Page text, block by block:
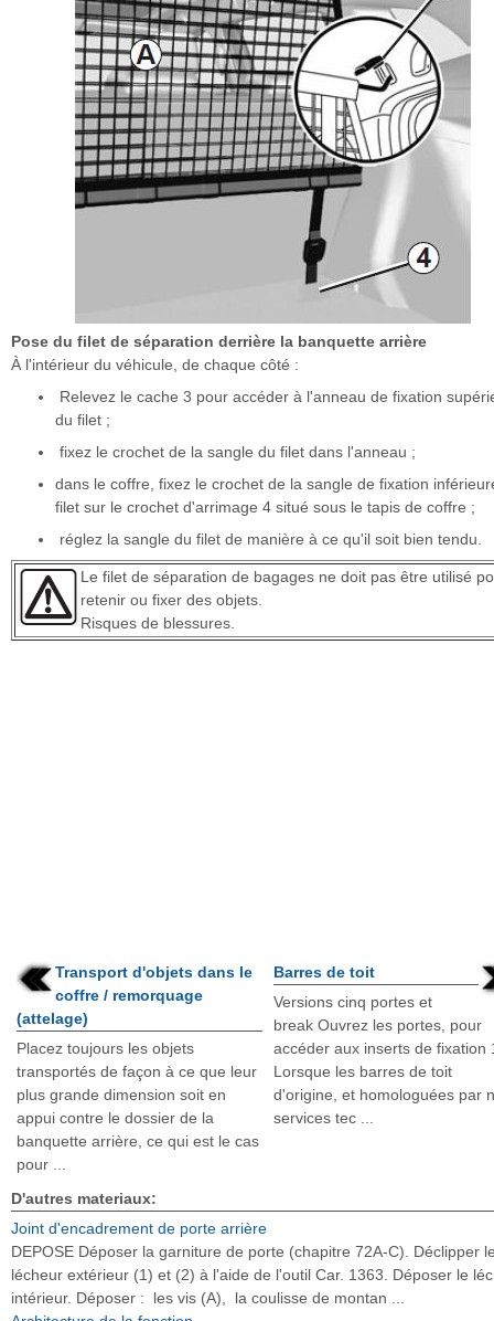
Pose du filet de séparation derrière la banquette arrière
À l'intérieur du véhicule, de chaque côté :
Relevez le cache 3 pour accéder à l'anneau de fixation
du filet ;
fixez le crochet de la sangle du filet dans l'anneau ;
dans le coffre, fixez le crochet de la sangle de fixation
filet sur le crochet d'arrimage 4 situé sous le tapis de coffre ;
réglez la sangle du filet de manière à ce qu'il soit bien tendu.
Le filet de séparation de bagages ne doit pas être utilisé
retenir ou fixer des objets.
Risques de blessures.
Transport d'objets dans le
coffre / remorquage
(attelage)
Placez toujours les objets
transportés de façon à ce que leur
plus grande dimension soit en
appui contre le dossier de la
banquette arrière, ce qui est le cas
pour ...
Barres de toit
Versions cinq portes et
break Ouvrez les portes, pour
accéder aux inserts de fixation
Lorsque les barres de toit
d'origine, et homologuées par
services tec ...
D'autres materiaux:
Joint d'encadrement de porte arrière
DEPOSE Déposer la garniture de porte (chapitre 72A-C). Déclipper
lécheur extérieur (1) et (2) à l'aide de l'outil Car. 1363. Déposer le
intérieur. Déposer : les vis (A), la coulisse de montan ...